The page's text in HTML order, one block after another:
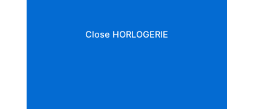
Close HORLOGERIE